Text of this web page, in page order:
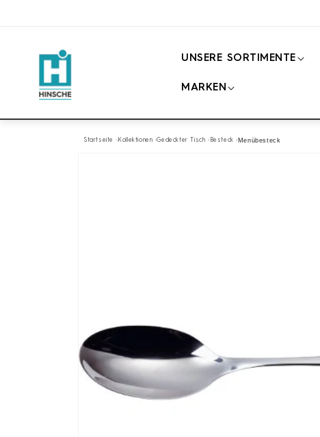
UNSERE SORTIMENTE
MARKEN
Startseite Kollektionen Gedeckter Tisch Besteck Menübesteck